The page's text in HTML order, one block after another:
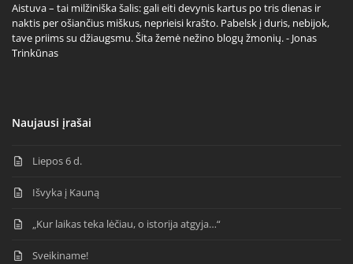
Aistuva – tai milžiniška šalis: gali eiti devynis kartus po tris dienas ir
naktis per ošiančius miškus, neprieisi krašto. Pabelsk į duris, nebijok,
tave priims su džiaugsmu. Šita žemė nežino blogų žmonių. - Jonas
Trinkūnas
Naujausi įrašai
Liepos 6 d.
Išvyka į Kauną
„Kur laikas teka lėčiau, o istorija atgyja…“
Sveikiname!